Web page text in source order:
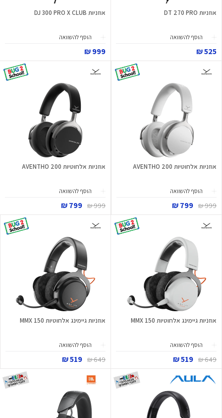
אוזניות DT 270 PRO
הוסף להשוואה
525 ₪
אוזניות DJ 300 PRO X CLUB
הוסף להשוואה
999 ₪
אוזניות אלחוטיות AVENTHO 200
הוסף להשוואה
999 ₪
799 ₪
אוזניות אלחוטיות AVENTHO 200
הוסף להשוואה
999 ₪
799 ₪
אוזניות גיימינג אלחוטיות MMX 150
הוסף להשוואה
649 ₪
519 ₪
אוזניות גיימינג אלחוטיות MMX 150
הוסף להשוואה
649 ₪
519 ₪